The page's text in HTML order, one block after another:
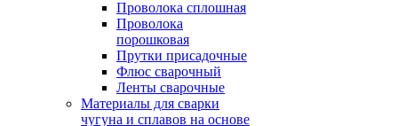
Проволока сплошная
Проволока
порошковая
Прутки присадочные
Флюс сварочный
Ленты сварочные
Материалы для сварки
чугуна и сплавов на основе